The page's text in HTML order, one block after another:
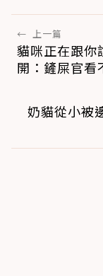
← 上一篇
貓咪正在跟你
開：鏟屎官看
奶貓從小被